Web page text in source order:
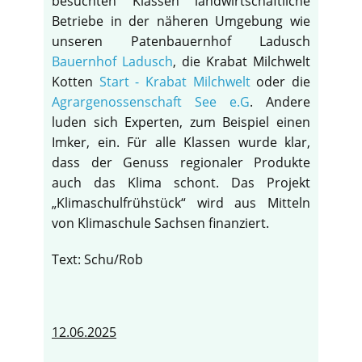
Betriebe in der näheren Umgebung wie
unseren Patenbauernhof Ladusch
Bauernhof Ladusch, die Krabat Milchwelt
Kotten Start - Krabat Milchweltoder die
Agrargenossenschaft See e.G. Andere
luden sich Experten, zum Beispiel einen
Imker, ein. Für alle Klassen wurde klar,
dass der Genuss regionaler Produkte
auch das Klima schont. Das Projekt
„Klimaschulfrühstück“ wird aus Mitteln
von Klimaschule Sachsen finanziert.
Text: Schu/Rob
12.06.2025